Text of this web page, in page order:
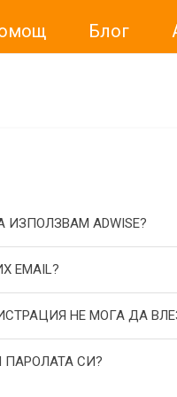
Блог
ADWISE?
EMAIL?
НЕ МОГА ДА
ПАРОЛАТА СИ?